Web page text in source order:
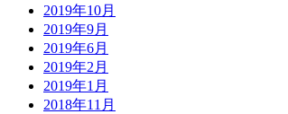
2019年10月
2019年9月
2019年6月
2019年2月
2019年1月
2018年11月